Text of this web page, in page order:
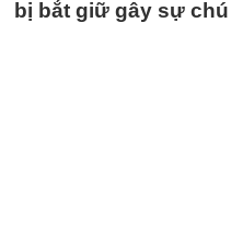
bị bắt giữ gây sự